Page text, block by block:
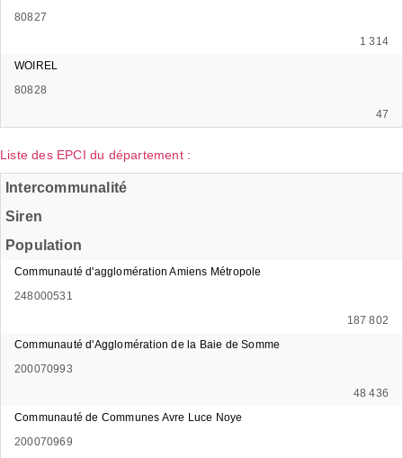
80827
1 314
WOIREL
80828
47
Liste des EPCI du département :
Intercommunalité
Siren
Population
Communauté d'agglomération Amiens Métropole
248000531
187 802
Communauté d'Agglomération de la Baie de Somme
200070993
48 436
Communauté de Communes Avre Luce Noye
200070969